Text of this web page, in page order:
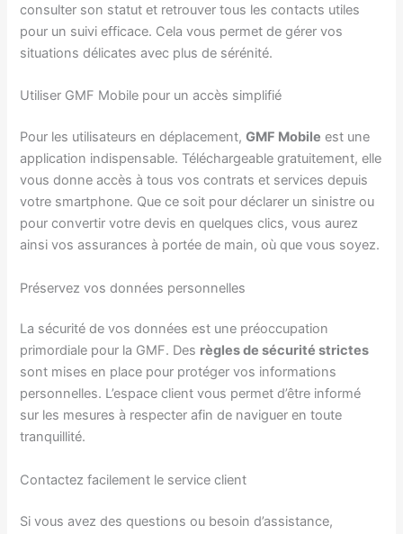
consulter son statut et retrouver tous les contacts utiles
pour un suivi efficace. Cela vous permet de gérer vos
situations délicates avec plus de sérénité.
Utiliser GMF Mobile pour un accès simplifié
Pour les utilisateurs en déplacement,GMF Mobile est une
application indispensable. Téléchargeable gratuitement, elle
vous donne accès à tous vos contrats et services depuis
votre smartphone. Que ce soit pour déclarer un sinistre ou
pour convertir votre devis en quelques clics, vous aurez
ainsi vos assurances à portée de main, où que vous soyez.
Préservez vos données personnelles
La sécurité de vos données est une préoccupation
primordiale pour la GMF. Des règles de sécurité strictes
sont mises en place pour protéger vos informations
personnelles. L’espace client vous permet d’être informé
sur les mesures à respecter afin de naviguer en toute
tranquillité.
Contactez facilement le service client
Si vous avez des questions ou besoin d’assistance,